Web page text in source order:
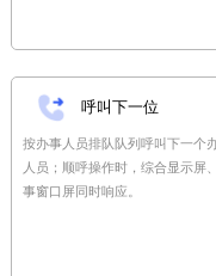
呼叫下一位
按办事人员排队队列呼叫下一个
人员；顺呼操作时，综合显示屏
事窗口屏同时响应。